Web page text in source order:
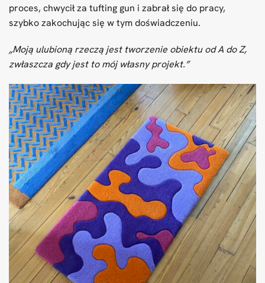
proces, chwycił za tufting gun i zabrał się do pracy,
szybko zakochując się w tym doświadczeniu.
„Moją ulubioną rzeczą jest tworzenie obiektu od A do Z,
zwłaszcza gdy jest to mój własny projekt.”